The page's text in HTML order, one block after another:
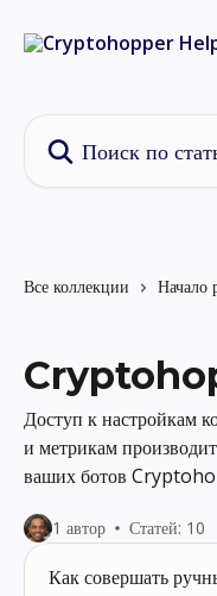
Все коллекции Начало
Доступ к настройкам
и метрикам
ваших ботов
1 автор Статей: 10
Как совершать